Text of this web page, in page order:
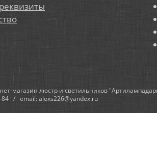
магазин люстр и светильников
84 / email: alexs226@yandex.ru